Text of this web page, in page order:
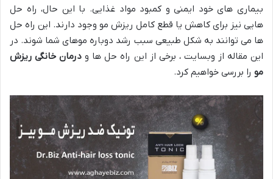
بیماری های خود ایمنی و کمبود مواد غذایی. با این حال، راه حل
هایی نیز برای کاهش یا قطع کامل ریزش مو وجود دارند. این راه حل
ها می توانند به شکل طبیعی سبب رشد دوباره موهای شما شوند. در
این مقاله از وبسایت ، برخی از این راه حل ها ودرمان خانگی ریزش
مو را بررسی خواهیم کرد.